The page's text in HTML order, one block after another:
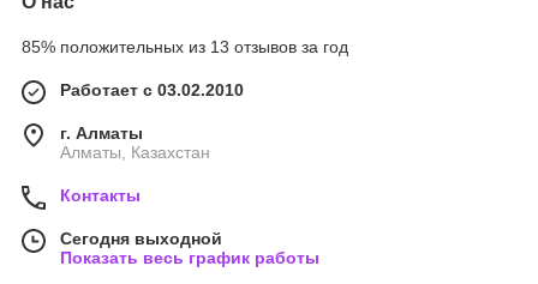
85% положительных из 13 отзывов за год
Работает с 03.02.2010
г. Алматы
Алматы, Казахстан
Контакты
Сегодня выходной
Показать весь график работы